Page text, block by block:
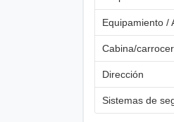
Equipamiento /
Cabina/
Dirección
Sistemas de